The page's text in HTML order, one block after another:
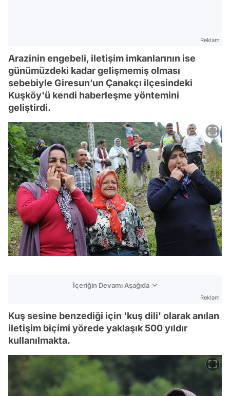
Reklam
Arazinin engebeli, iletişim imkanlarının ise
günümüzdeki kadar gelişmemiş olması
sebebiyle Giresun’un Çanakçı ilçesindeki
Kuşköy'ü kendi haberleşme yöntemini
geliştirdi.
İçeriğin Devamı Aşağıda
Reklam
Kuş sesine benzediği için 'kuş dili' olarak anılan
iletişim biçimi yörede yaklaşık 500 yıldır
kullanılmakta.